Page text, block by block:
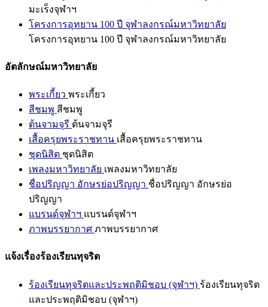
มะเร็งจุฬาฯ
โครงการอุทยาน 100 ปี จุฬาลงกรณ์มหาวิทยาลัย
โครงการอุทยาน 100 ปี จุฬาลงกรณ์มหาวิทยาลัย
อัตลักษณ์มหาวิทยาลัย
พระเกี้ยว พระเกี้ยว
สีชมพู สีชมพู
ต้นจามจุรี ต้นจามจุรี
เสื้อครุยพระราชทาน เสื้อครุยพระราชทาน
ชุดนิสิต ชุดนิสิต
เพลงมหาวิทยาลัย เพลงมหาวิทยาลัย
ชื่อปริญญา อักษรย่อปริญญา ชื่อปริญญา อักษรย่อ
ปริญญา
แบรนด์จุฬาฯ แบรนด์จุฬาฯ
ภาพบรรยากาศ ภาพบรรยากาศ
แจ้งเรื่องร้องเรียนทุจริต
ร้องเรียนทุจริตและประพฤติมิชอบ (จุฬาฯ) ร้องเรียนทุจริต
และประพฤติมิชอบ (จุฬาฯ)